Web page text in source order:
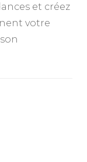
et créez
votre